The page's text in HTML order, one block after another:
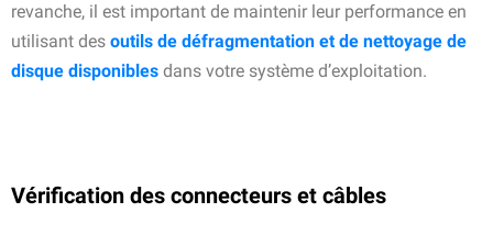
revanche, il est important de maintenir leur performance en
utilisant des outils de défragmentation et de nettoyage de
disque disponibles dans votre système d’exploitation.
Vérification des connecteurs et câbles